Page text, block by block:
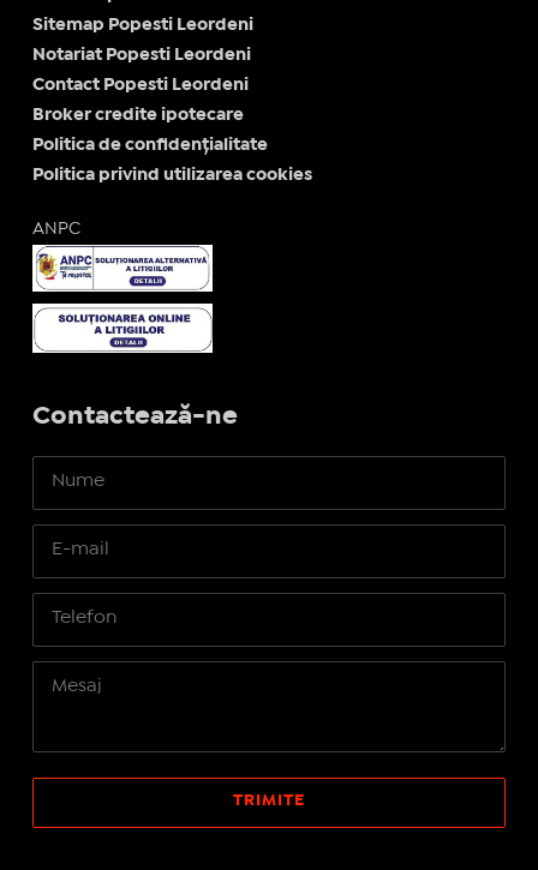
Sitemap Popesti Leordeni
Notariat Popesti Leordeni
Contact Popesti Leordeni
Broker credite ipotecare
Politica de confidențialitate
Politica privind utilizarea cookies
ANPC
Contactează-ne